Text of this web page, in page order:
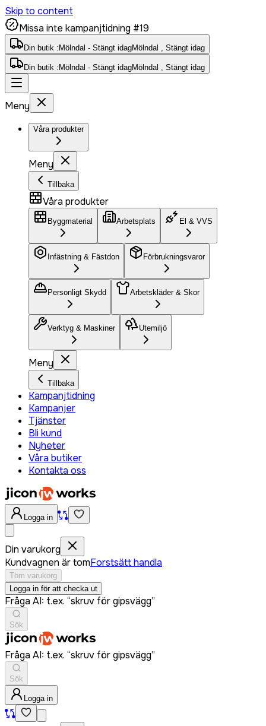
Skip to content
Missa inte kampanjtidning #19
Din butik : Mölndal - Stängt idagMölndal , Stängt idag
Din butik : Mölndal - Stängt idagMölndal , Stängt idag
Meny
Våra produkter
Meny
Tillbaka
Våra produkter
Byggmaterial Arbetsplats El & VVS
Infästning & Fästdon Förbrukningsvaror
Personligt Skydd Arbetskläder & Skor
Verktyg & Maskiner Utemiljö
Meny
Tillbaka
Kampanjtidning
Kampanjer
Tjänster
Bli kund
Nyheter
Våra butiker
Kontakta oss
Logga in
Din varukorg
Kundvagnen är tomForstsätt handla
Töm varukorg
Logga in för att checka ut
Fråga AI: t.ex. “skruv för gipsvägg”
Sök
Fråga AI: t.ex. “skruv för gipsvägg”
Sök
Logga in